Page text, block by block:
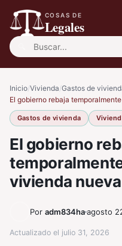
COSAS DE
Legales
Buscar:
Inicio/Vivienda/Gastos de
El gobierno rebaja
Gastos de vivienda
El gobierno
vivienda nueva
Por adm834haagosto
Actualizado el julio 31, 2026